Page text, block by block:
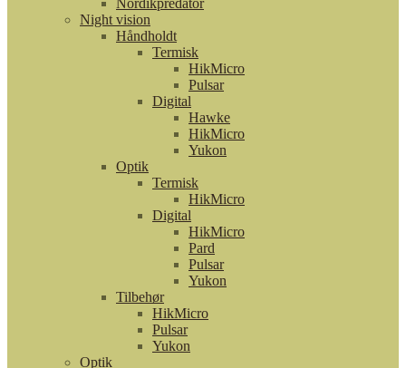
Nordikpredator
Night vision
Håndholdt
Termisk
HikMicro
Pulsar
Digital
Hawke
HikMicro
Yukon
Optik
Termisk
HikMicro
Digital
HikMicro
Pard
Pulsar
Yukon
Tilbehør
HikMicro
Pulsar
Yukon
Optik